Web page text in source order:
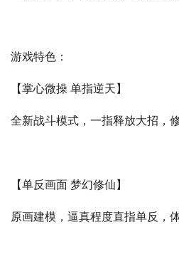
游戏特色：
【掌心微操 单指逆天】
全新战斗模式，一指释放大招，
【单反画面 梦幻修仙】
原画建模，逼真程度直指单反，